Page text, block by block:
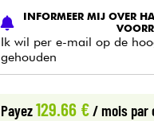
INFORMEER MIJ OVER
Ik wil per e-mail op de
gehouden
Payez129.66 €/ mois par